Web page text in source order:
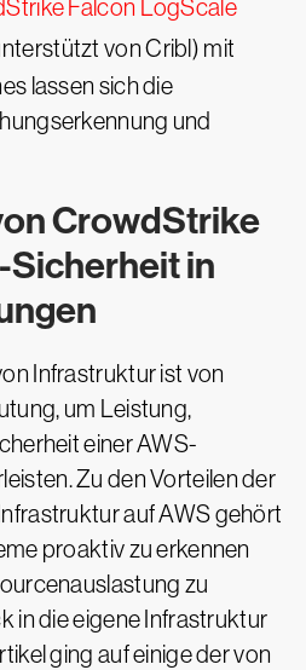
Falcon LogScale
von Cribl) mit
lassen sich die
und
CrowdStrike
Sicherheit in
Infrastruktur ist von
um Leistung,
einer AWS-
Zu den Vorteilen der
auf AWS gehört
proaktiv zu erkennen
zu
in die eigene Infrastruktur
ging auf einige der von